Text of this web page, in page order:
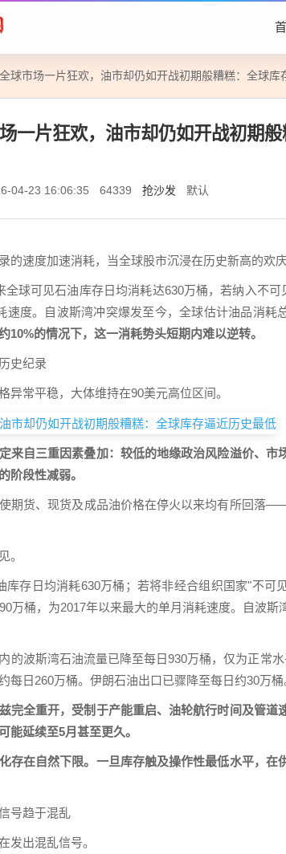
全球市场一片狂欢，油市却仍如开战初期般糟糕：全球库
一片狂欢，油市却仍如开战初期
04-23 16:06:35 64339 抢沙发 默认
的速度加速消耗，当全球股市沉浸在历史新高的欢
全球可见石油库存日均消耗达630万桶，若纳入不
速度。自波斯湾冲突爆发至今，全球估计油品消耗
10%的情况下，这一消耗势头短期内难以逆转。
史纪录
异常平稳，大体维持在90美元高位区间。
来自三重因素叠加：较低的地缘政治风险溢价、市
阶段性减弱。
期货、现货及成品油价格在停火以来均有所回落
。
库存日均消耗630万桶；若将非经合组织国家"不可
万桶，为2017年以来最大的单月消耗速度。自波
的波斯湾石油流量已降至每日930万桶，仅为正常
每日260万桶。伊朗石油出口已骤降至每日约30万桶
完全重开，受制于产能重启、油轮航行时间及管道
能延续至5月甚至更久。
存在自然下限。一旦库存触及操作性最低水平，在
号趋于混乱
发出混乱信号。